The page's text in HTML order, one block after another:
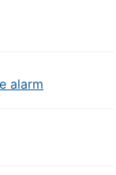
alarm